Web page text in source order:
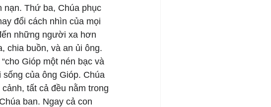
nạn. Thứ ba, Chúa phục
đổi cách nhìn của mọi
những người xa hơn
chia buồn, và an ủi ông.
Gióp một nén bạc và
của ông Gióp. Chúa
tất cả đều nằm trong
ban. Ngay cả con